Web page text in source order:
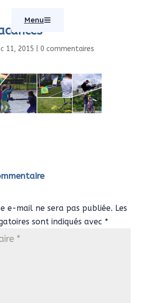
Menu
11, 2015 0 commentaires
e-mail ne sera pas publiée. Les
sont indiqués avec *